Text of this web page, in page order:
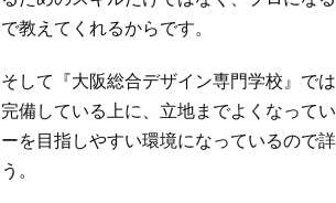
で教えてくれるからです。
そして『大阪総合デザイン専門学校』で
完備している上に、立地までよくなって
ーを目指しやすい環境になっているので
う。